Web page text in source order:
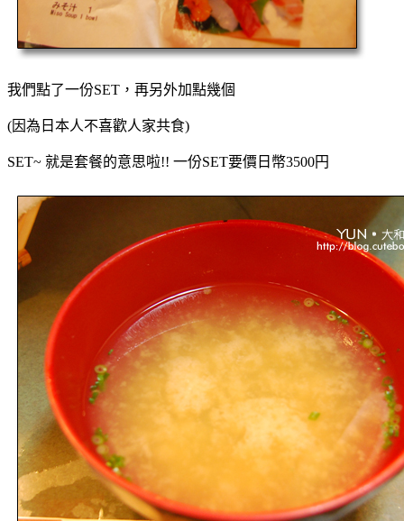
我們點了一份SET，再另外加點幾個
(因為日本人不喜歡人家共食)
SET~ 就是套餐的意思啦!! 一份SET要價日幣3500円